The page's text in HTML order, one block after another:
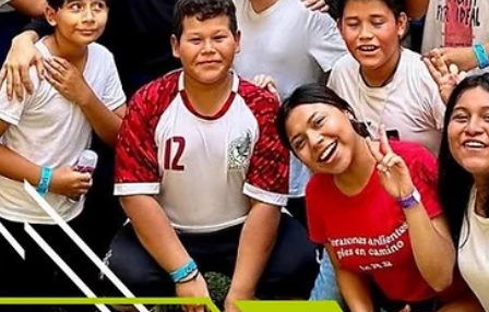
9 oct 2024
Gracias a todos los coros por